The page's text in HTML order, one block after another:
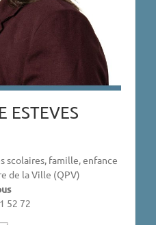
ESTEVES
scolaires, famille, enfance
de la Ville (QPV)
52 72